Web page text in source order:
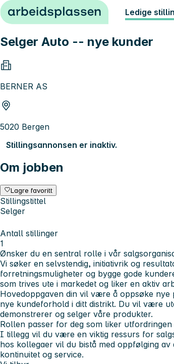
Hopp til innhold Ledige
Selger Auto -- nye kunder
BERNER AS
5020 Bergen
Stillingsannonsen er inaktiv.
Om jobben
Lagre favoritt
Stillingstittel
Selger
Antall stillinger
1
Ønsker du en sentral rolle i vår
Vi søker en selvstendig, initiativrik og
forretningsmuligheter og bygge gode
som trives ute i markedet og liker en aktiv
Hovedoppgaven din vil være å oppsøke
nye kundeforhold i ditt distrikt. Du vil være
demonstrerer og selger våre produkter.
Rollen passer for deg som liker
I tillegg vil du være en viktig ressurs for
hos kollegaer vil du bistå med oppfølging
kontinuitet og service.